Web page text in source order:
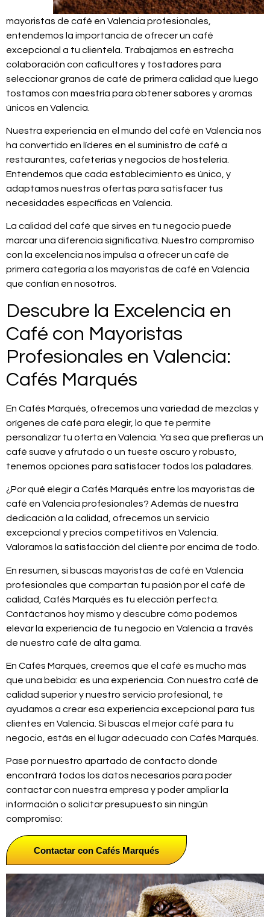
mayoristas de café en Valencia profesionales,
entendemos la importancia de ofrecer un café
excepcional a tu clientela. Trabajamos en estrecha
colaboración con caficultores y tostadores para
seleccionar granos de café de primera calidad que luego
tostamos con maestría para obtener sabores y aromas
únicos en Valencia.
Nuestra experiencia en el mundo del café en Valencia nos
ha convertido en líderes en el suministro de café a
restaurantes, cafeterías y negocios de hostelería.
Entendemos que cada establecimiento es único, y
adaptamos nuestras ofertas para satisfacer tus
necesidades específicas en Valencia.
La calidad del café que sirves en tu negocio puede
marcar una diferencia significativa. Nuestro compromiso
con la excelencia nos impulsa a ofrecer un café de
primera categoría a los mayoristas de café en Valencia
que confían en nosotros.
Descubre la Excelencia en
Café con Mayoristas
Profesionales en Valencia:
Cafés Marqués
En Cafés Marqués, ofrecemos una variedad de mezclas y
orígenes de café para elegir, lo que te permite
personalizar tu oferta en Valencia. Ya sea que prefieras un
café suave y afrutado o un tueste oscuro y robusto,
tenemos opciones para satisfacer todos los paladares.
¿Por qué elegir a Cafés Marqués entre los mayoristas de
café en Valencia profesionales? Además de nuestra
dedicación a la calidad, ofrecemos un servicio
excepcional y precios competitivos en Valencia.
Valoramos la satisfacción del cliente por encima de todo.
En resumen, si buscas mayoristas de café en Valencia
profesionales que compartan tu pasión por el café de
calidad, Cafés Marqués es tu elección perfecta.
Contáctanos hoy mismo y descubre cómo podemos
elevar la experiencia de tu negocio en Valencia a través
de nuestro café de alta gama.
En Cafés Marqués, creemos que el café es mucho más
que una bebida: es una experiencia. Con nuestro café de
calidad superior y nuestro servicio profesional, te
ayudamos a crear esa experiencia excepcional para tus
clientes en Valencia. Si buscas el mejor café para tu
negocio, estás en el lugar adecuado con Cafés Marqués.
Pase por nuestro apartado de contacto donde
encontrará todos los datos necesarios para poder
contactar con nuestra empresa y poder ampliar la
información o solicitar presupuesto sin ningún
compromiso:
Contactar con Cafés Marqués